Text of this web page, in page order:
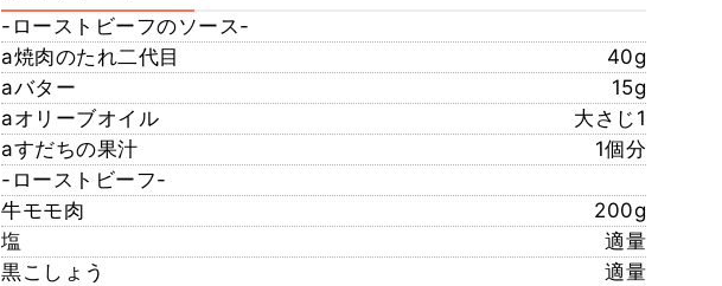
-ローストビーフのソース-
a焼肉のたれ二代目
40g
aバター
15g
aオリーブオイル
大さじ1
aすだちの果汁
1個分
-ローストビーフ-
牛モモ肉
200g
塩
適量
黒こしょう
適量